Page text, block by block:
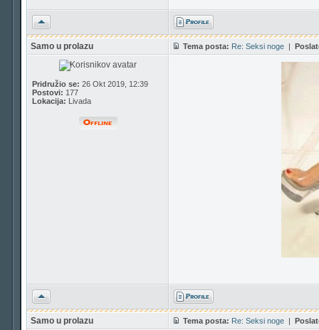
Vrh
Samo u prolazu Tema posta: Re: Seksi noge |
Pridružio se: 26 Okt 2019, 12:39
Postovi: 177
Lokacija: Livada
Vrh
Samo u prolazu Tema posta: Re: Seksi noge |